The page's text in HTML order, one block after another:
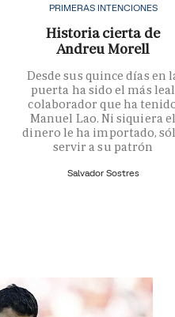
PRIMERAS INTENCIONES
Historia cierta de
Andreu Morell
Desde sus quince días en
puerta ha sido el más leal
colaborador que ha
Manuel Lao. Ni siquiera
dinero le ha importado,
servir a su patrón
Salvador Sostres